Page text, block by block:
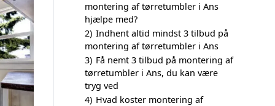
montering af tørretumbler i Ans
hjælpe med?
2) Indhent altid mindst 3 tilbud på
montering af tørretumbler i Ans
3) Få nemt 3 tilbud på montering af
tørretumbler i Ans, du kan være
tryg ved
4) Hvad koster montering af